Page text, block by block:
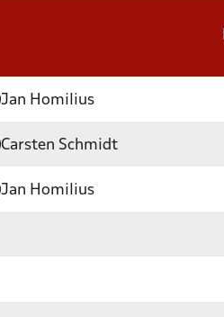
Jan Homilius
Carsten Schmidt
Jan Homilius